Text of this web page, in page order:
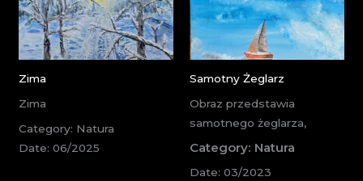
Zima
Zima
Category: Natura
Date: 06/2025
Samotny Żeglarz
Obraz przedstawia
samotnego żeglarza,
Category: Natura
Date: 03/2023